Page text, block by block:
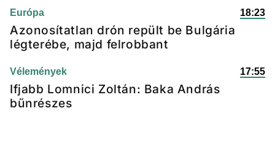
Európa 18:23
Azonosítatlan drón repült be Bulgária
légterébe, majd felrobbant
Vélemények 17:55
Ifjabb Lomnici Zoltán: Baka András
bűnrészes